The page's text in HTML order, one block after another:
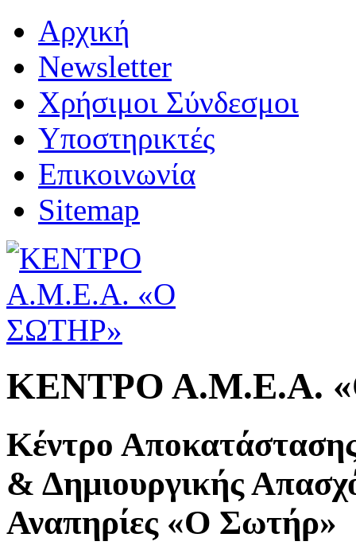
Αρχική
Newsletter
Χρήσιμοι Σύνδεσμοι
Υποστηρικτές
Επικοινωνία
Sitemap
ΚΕΝΤΡΟ Α.Μ.Ε.Α.
Κέντρο
& Δημιουργικής
Αναπηρίες «Ο Σωτήρ»